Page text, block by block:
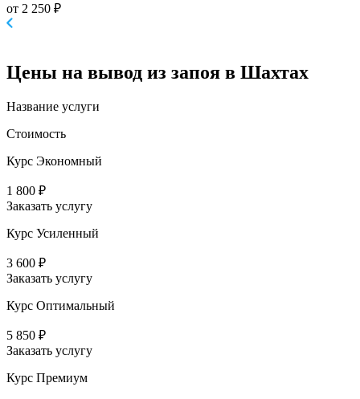
от 2 250 ₽
Цены на вывод из запоя в Шахтах
Название услуги
Стоимость
Курс Экономный
1 800 ₽
Заказать услугу
Курс Усиленный
3 600 ₽
Заказать услугу
Курс Оптимальный
5 850 ₽
Заказать услугу
Курс Премиум